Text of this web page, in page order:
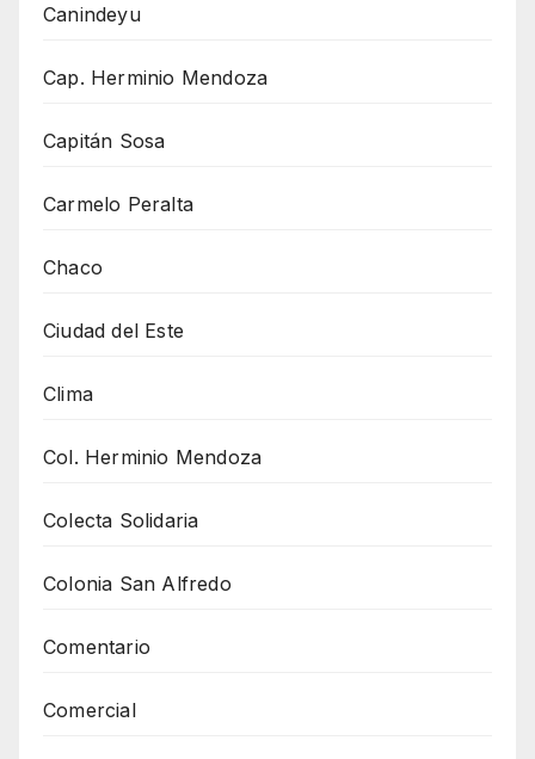
Canindeyu
Cap. Herminio Mendoza
Capitán Sosa
Carmelo Peralta
Chaco
Ciudad del Este
Clima
Col. Herminio Mendoza
Colecta Solidaria
Colonia San Alfredo
Comentario
Comercial